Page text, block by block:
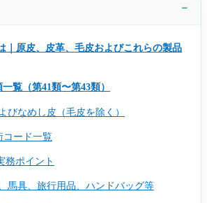
｜原皮、皮革、毛皮およびこれらの製品
覧（第41類〜第43類）
びなめし皮（毛皮を除く）
コード一覧
務ポイント
馬具、旅行用品、ハンドバッグ等